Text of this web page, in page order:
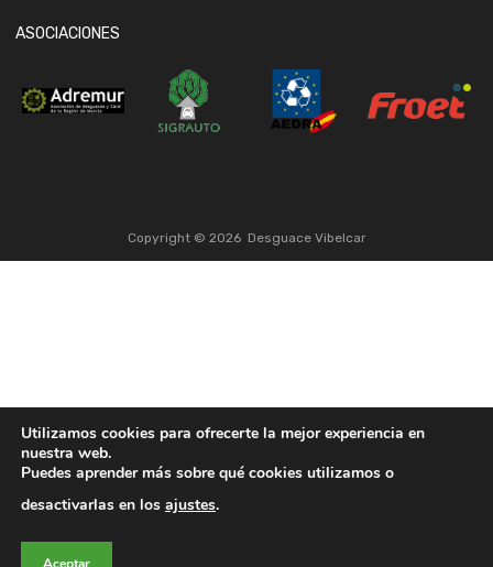
ASOCIACIONES
Copyright © 2026 Desguace Vibelcar
Utilizamos cookies para ofrecerte la mejor experiencia en
nuestra web.
Puedes aprender más sobre qué cookies utilizamos o
desactivarlas en los ajustes.